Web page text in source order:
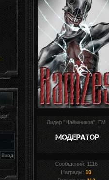
Лидер "Наёмников", ГМ
Сообщений: 1116
Награды:10